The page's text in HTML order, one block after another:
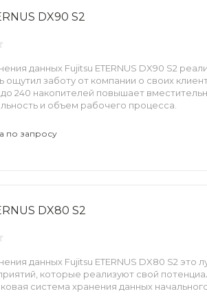
DX90 S2
данных Fujitsu ETERNUS DX90 S2
ощутил заботу от компании о своих
240 накопителей повышает
и объем рабочего процесса.
по запросу
DX80 S2
данных Fujitsu ETERNUS DX80 S2
которые реализуют свой
система хранения данных